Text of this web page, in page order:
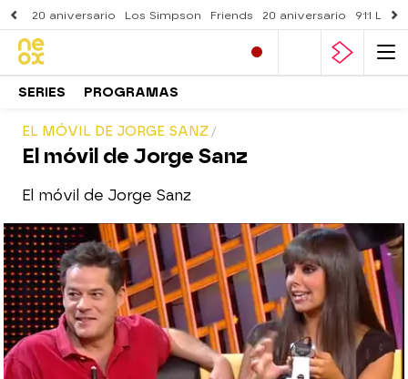
20 aniversario Los Simpson Friends 20 aniversario 911
SERIES PROGRAMAS
EL MÓVIL DE JORGE SANZ
El móvil de Jorge Sanz
El móvil de Jorge Sanz
neox